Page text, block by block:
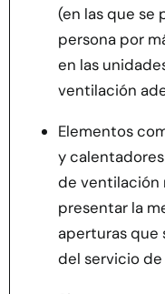
(en las que se
persona por
en las
ventilación
Elementos
y
de ventilación
presentar la
aperturas que
del servicio de